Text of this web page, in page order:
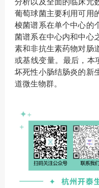
葡萄球菌主要利用可用
梭菌谱系在单个中心的
菌谱系在中心内和中心
素和非抗生素药物对肠
或基线变量。最后，本
坏死性小肠结肠炎的新
道微生物群。